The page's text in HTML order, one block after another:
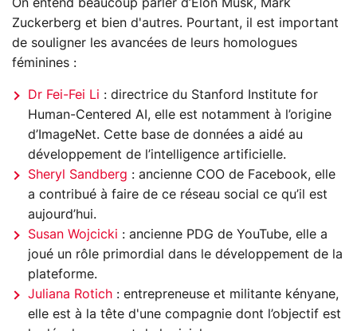
On entend beaucoup parler d’Elon Musk, Mark
Zuckerberg et bien d'autres. Pourtant, il est important
de souligner les avancées de leurs homologues
féminines :
Dr Fei-Fei Li : directrice du Stanford Institute for
Human-Centered AI, elle est notamment à l’origine
d’ImageNet. Cette base de données a aidé au
développement de l’intelligence artificielle.
Sheryl Sandberg : ancienne COO de Facebook, elle
a contribué à faire de ce réseau social ce qu’il est
aujourd’hui.
Susan Wojcicki : ancienne PDG de YouTube, elle a
joué un rôle primordial dans le développement de la
plateforme.
Juliana Rotich : entrepreneuse et militante kényane,
elle est à la tête d'une compagnie dont l’objectif est